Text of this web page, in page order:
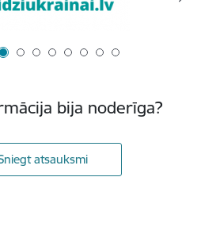
bija noderīga?
atsauksmi